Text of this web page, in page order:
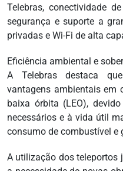
Telebras, conectividade
segurança e suporte a
privadas e Wi-Fi de alta
Eficiência ambiental e
A Telebras destaca
vantagens ambientais em
baixa órbita (LEO),
necessários e à vida útil
consumo de combustível e
A utilização dos teleportos